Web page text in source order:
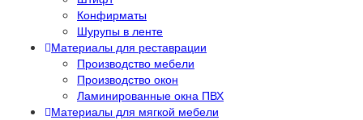
Конфирматы
Шурупы в ленте
Материалы для реставрации
Производство мебели
Производство окон
Ламинированные окна ПВХ
Материалы для мягкой мебели